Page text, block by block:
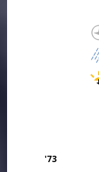
'73